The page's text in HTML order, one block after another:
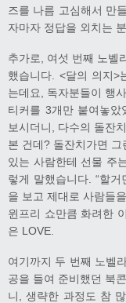
즈를 나름 고심해서 만
자마자 정답을 외치는
추가로, 여섯 번째 노벨
했습니다. <달의 의지>
는데요, 독자분들이 행
티커를 3개만 붙여놓
보시더니, 다수의 돌잔
본 건데? 돌잔치가면
있는 사람한테 선물 주
렇게 말했습니다. “할
을 보고 제대로 사람들
윈프리 쇼만큼 화려한
은 LOVE.
여기까지 두 번째 노벨
공을 들여 준비했던 북
니, 생략한 과정도 참